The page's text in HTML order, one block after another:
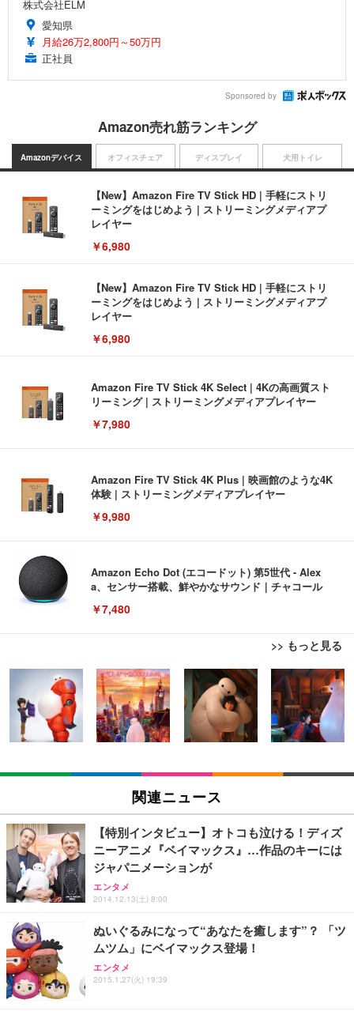
株式会社ELM
愛知県
月給26万2,800円～50万円
正社員
Sponsored by
Amazon売れ筋ランキング
Amazonデバイス
【New】Amazon Fire TV Stick HD | 手軽にストリ
ーミングをはじめよう | ストリーミングメディアプ
レイヤー
￥6,980
【New】Amazon Fire TV Stick HD | 手軽にストリ
ーミングをはじめよう | ストリーミングメディアプ
レイヤー
￥6,980
Amazon Fire TV Stick 4K Select | 4Kの高画質スト
リーミング | ストリーミングメディアプレイヤー
￥7,980
Amazon Fire TV Stick 4K Plus | 映画館のような4K
体験 | ストリーミングメディアプレイヤー
￥9,980
Amazon Echo Dot (エコードット) 第5世代 - Alex
a、センサー搭載、鮮やかなサウンド｜チャコール
￥7,480
>> もっと見る
オフィスチェア
[EdoErgo] オフィスチェア 椅子 テレワーク 疲れな
い 跳ね上げ式アームレスト コンパクト 約105度ロッ
キング pc 事務椅子 360度回転 座面昇降 強化ナイロ
ン樹脂ベース 通気性メッシュ 在宅ワーク H-WY01
(黒網+黒枠+黒足)
￥5,699
SIHOO B100 オフィスチェア／デスクチェア メッシ
ュチェア 人間工学 疲れない ブラック
￥27,999
Sezlife オフィスチェア デスクチェア 疲れない テレ
ワーク チェア 強化バックレスト 30度ロッキング機
能 人間工学 椅子 腰サポート 90度跳ね上げ式アーム
レスト 3Dヘッドレスト ハンガー付き 高反発クッシ
務用 おしゃれ パソコンチェア (ブラック)
Sezlife オフィスチェア デスクチェア 疲れない テレ
ワーク チェア 強化バックレスト 30度ロッキング機
能 人間工学 椅子 腰サポート 90度跳ね上げ式アーム
ディスプレイ
EIZO ビジネス向けプレミアムモニター | FlexScan
EV3240X-WT | 31.5型4K UHD・USB Type-C・ホワ
イト
￥105,595
EIZO ビジネス向けプレミアムモニター | FlexScan
￥109,572
【純正品】27"ゲーミングモニター DualSense 充電
フック付き（CFI-ZDM1J）
￥49,979
【整備済み品】Dell E2724HS 27インチ 液晶モニタ
ー フルHD（1920×1080）VA 非光沢 HDMI/DisplayP
ort/VGA スピーカー内蔵 高さ調整 スイベル VESA対
犬用トイレ
Amazonベーシック ペットシーツ 薄型 レギュラー 1
回使い捨て 無香料 ホワイト 300枚
￥3,373
Amazonベーシック ペットシーツ 厚型 ワイド 42枚
x2袋(84枚) ホワイト(吸収面:ライトブルー)
￥3,234
ネオ・ルーライフ ネオ・オムツ L 中型犬用 26枚入
り 単品
￥1,800
Smart Basic(スマートベーシック) 【Amazon.co.jp
限定】 Smart Basic アイリスオーヤマ ペットシーツ
超厚型 お徳用 ワイド 100枚入 (x 1) (ケース販売)
関連ニュース
【特別インタビュー】オトコも泣ける！ディズ
ニーアニメ『ベイマックス』…作品のキーには
ジャパニメーションが
エンタメ
2014.12.13(土) 8:00
ぬいぐるみになって“あなたを癒します”？ 「ツ
ムツム」にベイマックス登場！
エンタメ
2015.1.27(火) 19:39